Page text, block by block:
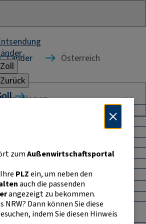
Zoll
Zurück
Warenverkehr mit Drittländern
Warenursprung und Präferenzen
innerhalb der EU
Allgemeines
Intrahandelsstatistik
Umsatzsteuer-
Identifikationsnummer
Länder Österreich
zumAußenwirtschaftsportal
PLZein, um neben den
auch die passenden
angezeigt zu bekommen.
NRW? Dann können Sie diese
indem Sie diesen Hinweis